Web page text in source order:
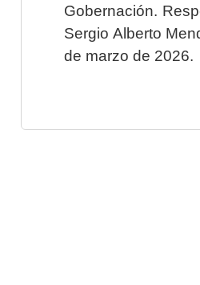
Gobernación.
Sergio Alberto
de marzo de 2026.